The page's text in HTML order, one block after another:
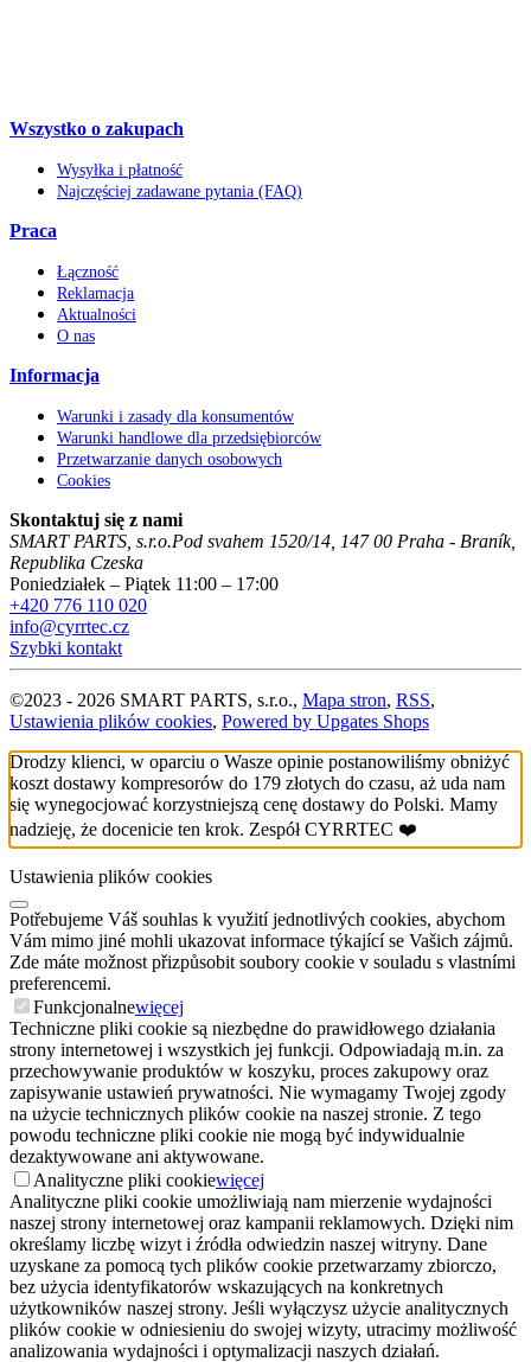
Wszystko o zakupach
Wysyłka i płatność
Najczęściej zadawane pytania (FAQ)
Praca
Łączność
Reklamacja
Aktualności
O nas
Informacja
Warunki i zasady dla konsumentów
Warunki handlowe dla przedsiębiorców
Przetwarzanie danych osobowych
Cookies
Skontaktuj się z nami
SMART PARTS, s.r.o.Pod svahem 1520/14 147 00 Praha - Braník,
Republika Czeska
Poniedziałek – Piątek 11:00 – 17:00
+420 776 110 020
info@cyrrtec.cz
Szybki kontakt
©2023 - 2026 SMART PARTS, s.r.o., Mapa stron, RSS,
Ustawienia plików cookies, Powered by Upgates Shops
Drodzy klienci, w oparciu o Wasze opinie postanowiliśmy obniżyć
koszt dostawy kompresorów do 179 złotych do czasu, aż uda nam
się wynegocjować korzystniejszą cenę dostawy do Polski. Mamy
nadzieję, że docenicie ten krok. Zespół CYRRTEC ❤️
Ustawienia plików cookies
Potřebujeme Váš souhlas k využití jednotlivých cookies, abychom
Vám mimo jiné mohli ukazovat informace týkající se Vašich zájmů.
Zde máte možnost přizpůsobit soubory cookie v souladu s vlastními
preferencemi.
Funkcjonalnewięcej
Techniczne pliki cookie są niezbędne do prawidłowego działania
strony internetowej i wszystkich jej funkcji. Odpowiadają m.in. za
przechowywanie produktów w koszyku, proces zakupowy oraz
zapisywanie ustawień prywatności. Nie wymagamy Twojej zgody
na użycie technicznych plików cookie na naszej stronie. Z tego
powodu techniczne pliki cookie nie mogą być indywidualnie
dezaktywowane ani aktywowane.
Analityczne pliki cookiewięcej
Analityczne pliki cookie umożliwiają nam mierzenie wydajności
naszej strony internetowej oraz kampanii reklamowych. Dzięki nim
określamy liczbę wizyt i źródła odwiedzin naszej witryny. Dane
uzyskane za pomocą tych plików cookie przetwarzamy zbiorczo,
bez użycia identyfikatorów wskazujących na konkretnych
użytkowników naszej strony. Jeśli wyłączysz użycie analitycznych
plików cookie w odniesieniu do swojej wizyty, utracimy możliwość
analizowania wydajności i optymalizacji naszych działań.